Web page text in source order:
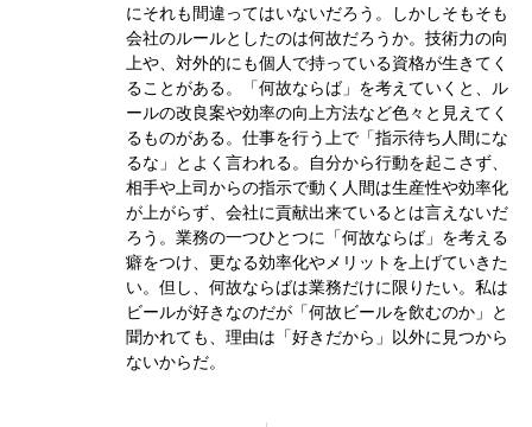
にそれも間違ってはいないだろう。しかしそもそも
会社のルールとしたのは何故だろうか。技術力の向
上や、対外的にも個人で持っている資格が生きてく
ることがある。「何故ならば」を考えていくと、ル
ールの改良案や効率の向上方法など色々と見えてく
るものがある。仕事を行う上で「指示待ち人間にな
るな」とよく言われる。自分から行動を起こさず、
相手や上司からの指示で動く人間は生産性や効率化
が上がらず、会社に貢献出来ているとは言えないだ
ろう。業務の一つひとつに「何故ならば」を考える
癖をつけ、更なる効率化やメリットを上げていきた
い。但し、何故ならばは業務だけに限りたい。私は
ビールが好きなのだが「何故ビールを飲むのか」と
聞かれても、理由は「好きだから」以外に見つから
ないからだ。